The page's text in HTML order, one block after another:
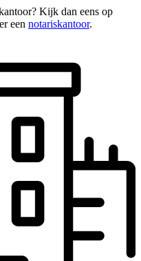
Kijk dan eens op
een notariskantoor.